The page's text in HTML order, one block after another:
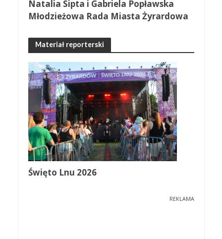
Natalia Sipta i Gabriela Popławska
Młodzieżowa Rada Miasta Żyrardowa
Materiał reporterski
Święto Lnu 2026
REKLAMA